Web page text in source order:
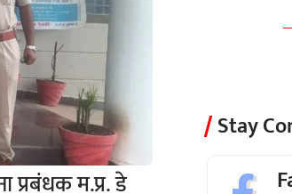
प्रबंधक म.प्र. डे
Stay